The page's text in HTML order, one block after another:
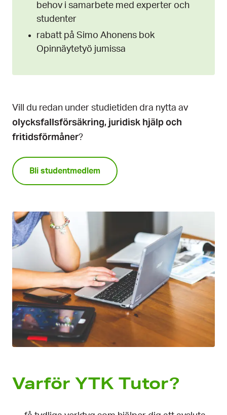
behov i samarbete med experter och
studenter
rabatt på Simo Ahonens bok
Opinnäytetyö jumissa
Vill du redan under studietiden dra nytta av
olycksfallsförsäkring, juridisk hjälp och
fritidsförmåner?
Bli studentmedlem
Varför YTK Tutor?